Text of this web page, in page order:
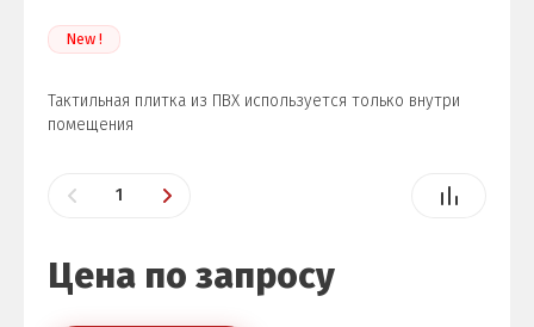
New !
Тактильная плитка из ПВХ используется только внутри
помещения
Цена по запросу